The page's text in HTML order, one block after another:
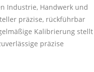
Industrie, Handwerk und
präzise, rückführbar
Kalibrierung stellt
präzise